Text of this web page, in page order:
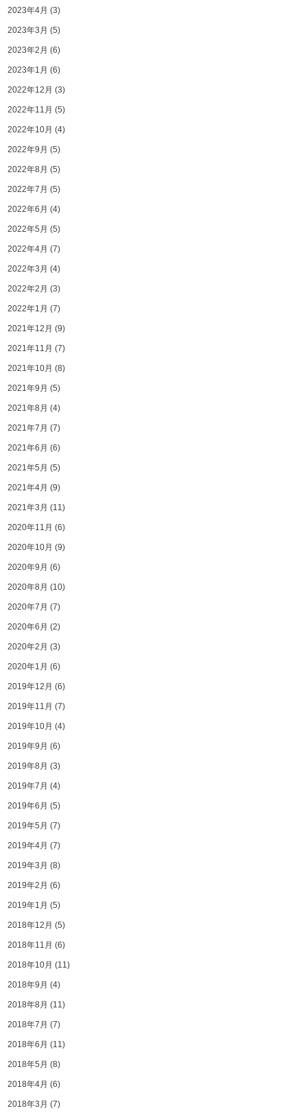
2023年4月 (3)
2023年3月 (5)
2023年2月 (6)
2023年1月 (6)
2022年12月 (3)
2022年11月 (5)
2022年10月 (4)
2022年9月 (5)
2022年8月 (5)
2022年7月 (5)
2022年6月 (4)
2022年5月 (5)
2022年4月 (7)
2022年3月 (4)
2022年2月 (3)
2022年1月 (7)
2021年12月 (9)
2021年11月 (7)
2021年10月 (8)
2021年9月 (5)
2021年8月 (4)
2021年7月 (7)
2021年6月 (6)
2021年5月 (5)
2021年4月 (9)
2021年3月 (11)
2020年11月 (6)
2020年10月 (9)
2020年9月 (6)
2020年8月 (10)
2020年7月 (7)
2020年6月 (2)
2020年2月 (3)
2020年1月 (6)
2019年12月 (6)
2019年11月 (7)
2019年10月 (4)
2019年9月 (6)
2019年8月 (3)
2019年7月 (4)
2019年6月 (5)
2019年5月 (7)
2019年4月 (7)
2019年3月 (8)
2019年2月 (6)
2019年1月 (5)
2018年12月 (5)
2018年11月 (6)
2018年10月 (11)
2018年9月 (4)
2018年8月 (11)
2018年7月 (7)
2018年6月 (11)
2018年5月 (8)
2018年4月 (6)
2018年3月 (7)